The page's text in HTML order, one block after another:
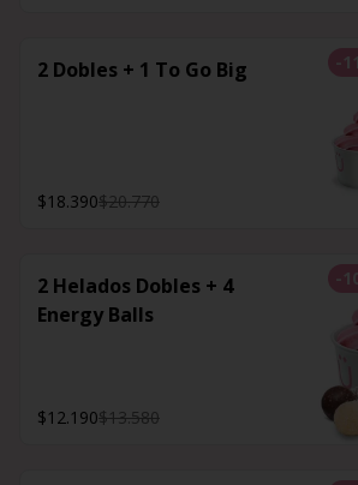
-11
2 Dobles + 1 To Go Big
$18.390$20.770
-
2 Helados Dobles + 4
Energy Balls
$12.190$13.580